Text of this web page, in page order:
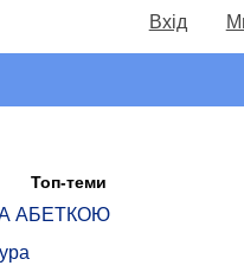
Вхід
Топ-теми
АБЕТКОЮ